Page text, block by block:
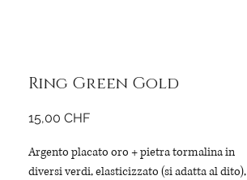
Ring Green Gold
15,00 CHFPrezzo
Argento placato oro + pietra tormalina in
diversi verdi, elasticizzato (si adatta al dito),